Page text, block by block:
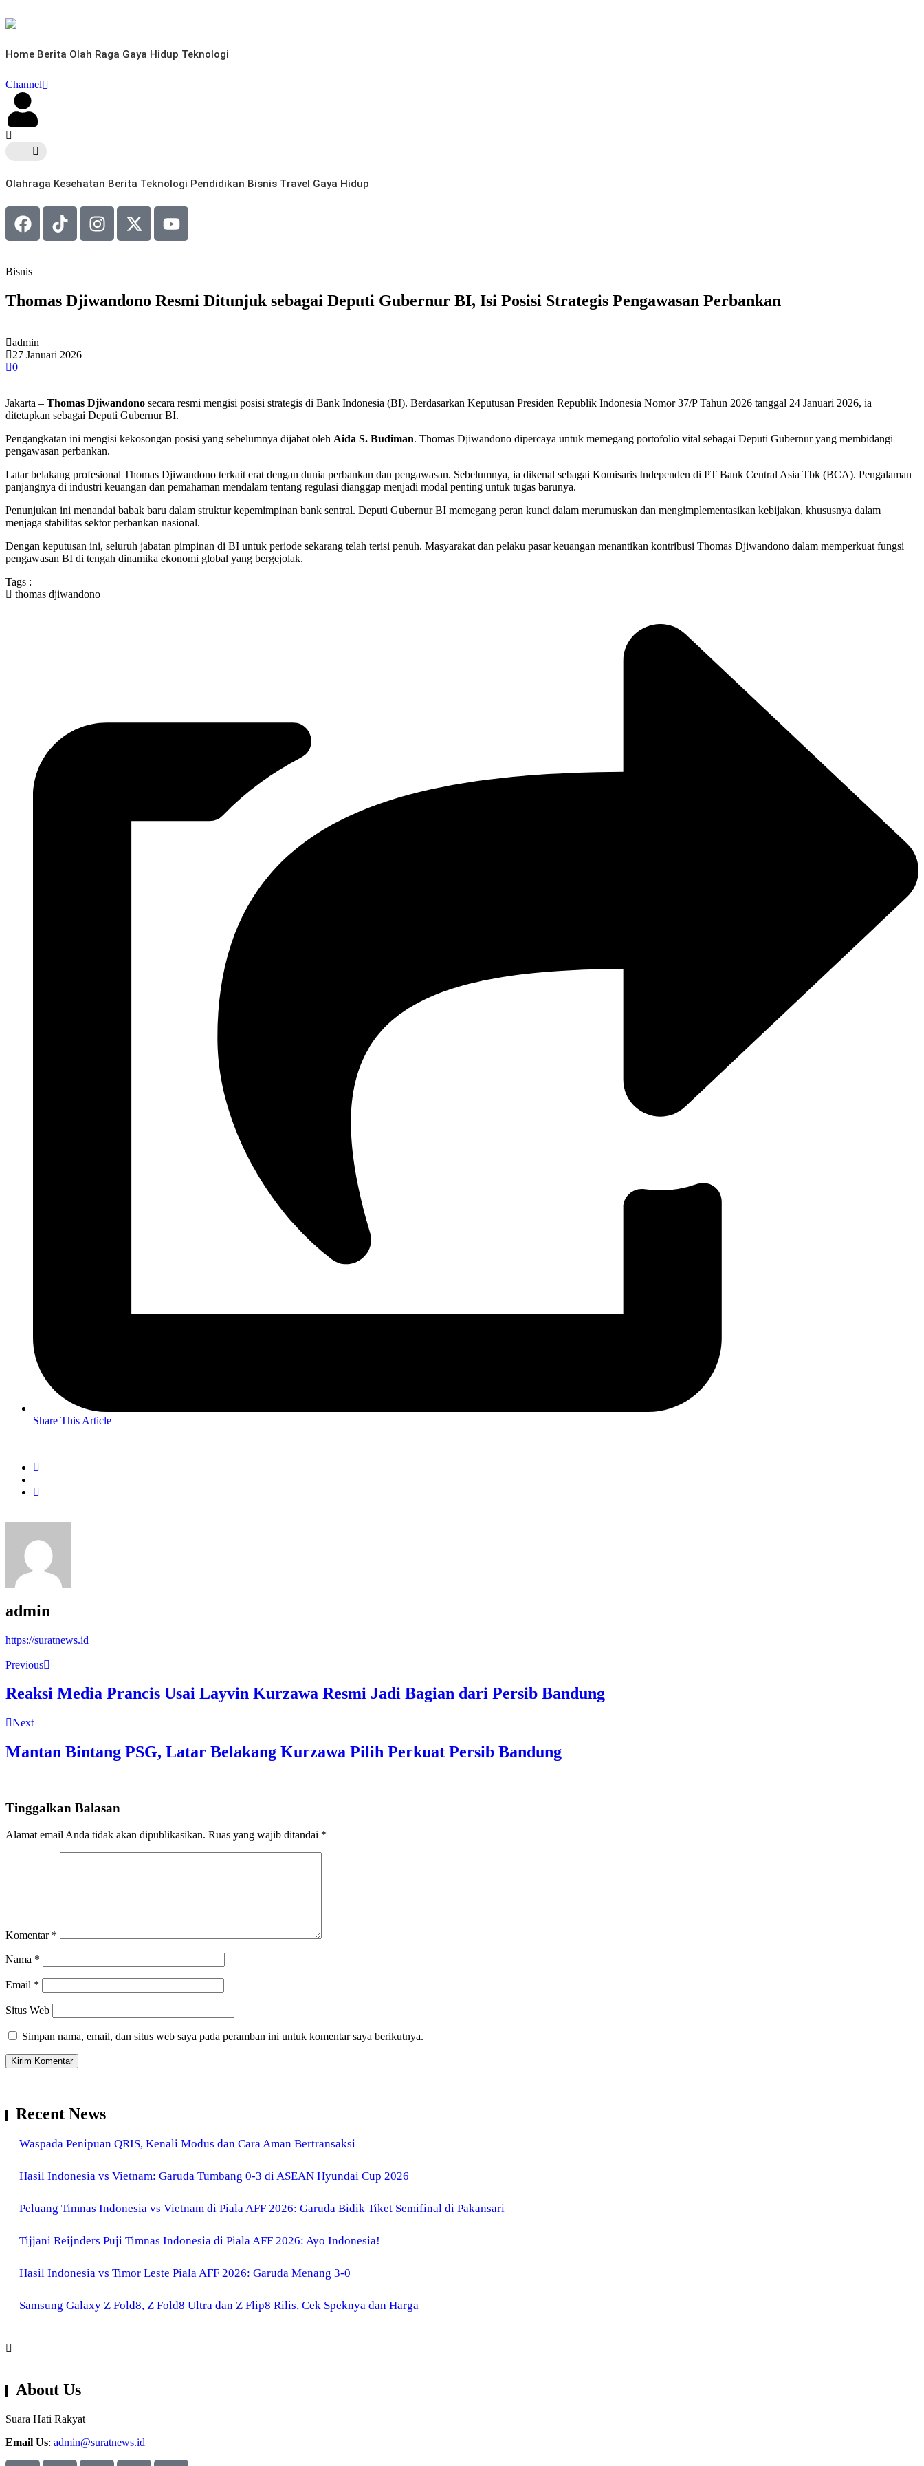
Home Berita Olah Raga Gaya Hidup Teknologi
Channel
Olahraga Kesehatan Berita Teknologi Pendidikan Bisnis Travel Gaya Hidup
Bisnis
Thomas Djiwandono Resmi Ditunjuk sebagai Deputi Gubernur BI, Isi Posisi Strategis Pengawasan Perbankan
admin
27 Januari 2026
0
Jakarta – Thomas Djiwandono secara resmi mengisi posisi strategis di Bank Indonesia (BI). Berdasarkan Keputusan Presiden Republik Indonesia Nomor 37/P Tahun 2026 tanggal 24 Januari 2026, ia
ditetapkan sebagai Deputi Gubernur BI.
Pengangkatan ini mengisi kekosongan posisi yang sebelumnya dijabat oleh Aida S. Budiman. Thomas Djiwandono dipercaya untuk memegang portofolio vital sebagai Deputi Gubernur yang membidangi
pengawasan perbankan.
Latar belakang profesional Thomas Djiwandono terkait erat dengan dunia perbankan dan pengawasan. Sebelumnya, ia dikenal sebagai Komisaris Independen di PT Bank Central Asia Tbk (BCA). Pengalaman
panjangnya di industri keuangan dan pemahaman mendalam tentang regulasi dianggap menjadi modal penting untuk tugas barunya.
Penunjukan ini menandai babak baru dalam struktur kepemimpinan bank sentral. Deputi Gubernur BI memegang peran kunci dalam merumuskan dan mengimplementasikan kebijakan, khususnya dalam
menjaga stabilitas sektor perbankan nasional.
Dengan keputusan ini, seluruh jabatan pimpinan di BI untuk periode sekarang telah terisi penuh. Masyarakat dan pelaku pasar keuangan menantikan kontribusi Thomas Djiwandono dalam memperkuat fungsi
pengawasan BI di tengah dinamika ekonomi global yang bergejolak.
Tags :
thomas djiwandono
Share This Article
admin
https://suratnews.id
Previous
Reaksi Media Prancis Usai Layvin Kurzawa Resmi Jadi Bagian dari Persib Bandung
Next
Mantan Bintang PSG, Latar Belakang Kurzawa Pilih Perkuat Persib Bandung
Tinggalkan Balasan
Alamat email Anda tidak akan dipublikasikan. Ruas yang wajib ditandai *
Komentar *
Nama *
Email *
Situs Web
Simpan nama, email, dan situs web saya pada peramban ini untuk komentar saya berikutnya.
Recent News
Waspada Penipuan QRIS, Kenali Modus dan Cara Aman Bertransaksi
Hasil Indonesia vs Vietnam: Garuda Tumbang 0-3 di ASEAN Hyundai Cup 2026
Peluang Timnas Indonesia vs Vietnam di Piala AFF 2026: Garuda Bidik Tiket Semifinal di Pakansari
Tijjani Reijnders Puji Timnas Indonesia di Piala AFF 2026: Ayo Indonesia!
Hasil Indonesia vs Timor Leste Piala AFF 2026: Garuda Menang 3-0
Samsung Galaxy Z Fold8, Z Fold8 Ultra dan Z Flip8 Rilis, Cek Speknya dan Harga
About Us
Suara Hati Rakyat
Email Us: admin@suratnews.id